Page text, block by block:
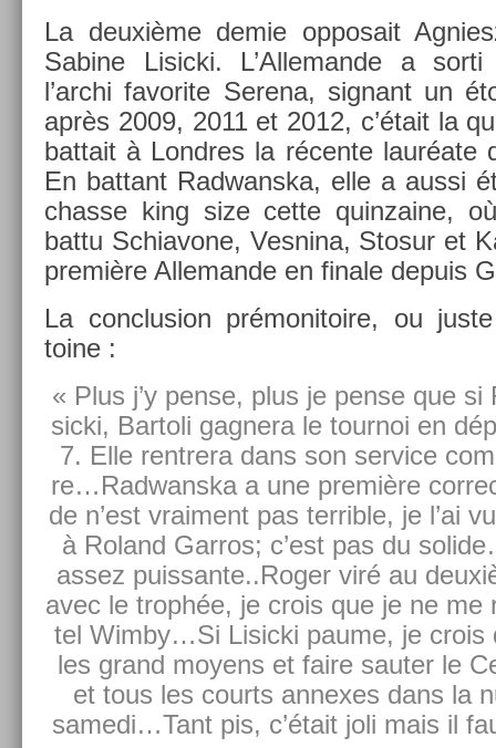
La deuxième demie op­posait
Sabine Li­sic­ki. L’Al­leman­de a
l’archi favorite Serena, sig­nant un
après 2009, 2011 et 2012, c’était la
bat­tait à Londres la récente lauréate
En bat­tant Rad­wanska, elle a aussi
chas­se king size cette quin­zaine,
battu Schiavone, Ves­nina, Stosur et
première Al­leman­de en fin­ale de­puis
La con­clus­ion prémonitoire, ou
toine :
« Plus j’y pense, plus je pense que
sic­ki, Bar­toli gag­nera le tour­noi en
7. Elle re­ntrera dans son ser­vice
re…Rad­wanska a une première
de n’est vrai­ment pas ter­rible, je l’ai
à Roland Gar­ros; c’est pas du
assez puis­sante..Rog­er viré au
avec le trophée, je crois que je ne me
tel Wimby…Si Li­sic­ki paume, je crois
les grand moyens et faire saut­er le
et tous les co­urts an­nexes dans la
samedi…­Tant pis, c’était joli mais il